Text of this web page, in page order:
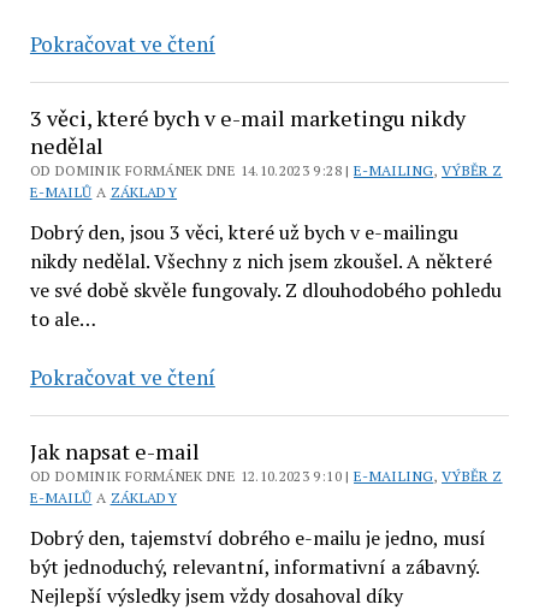
Pokračovat ve čteníVaše
a udržování
3 věci, které bych v e-mail marketingu nikdy
nedělal
OD DOMINIK FORMÁNEK DNE 14.10.2023 9:28 |E-MAILING, VÝBĚR Z
E-MAILŮ A ZÁKLADY
Dobrý den, jsou 3 věci, které už bych v e-mailingu
nikdy nedělal. Všechny z nich jsem zkoušel. A některé
ve své době skvěle fungovaly. Z dlouhodobého pohledu
to ale…
Pokračovat ve čtení3
bych
mail
marketingu
nikdy
Jak napsat e-mail
OD DOMINIK FORMÁNEK DNE 12.10.2023 9:10 |E-MAILING, VÝBĚR Z
E-MAILŮ A ZÁKLADY
Dobrý den, tajemství dobrého e-mailu je jedno, musí
být jednoduchý, relevantní, informativní a zábavný.
Nejlepší výsledky jsem vždy dosahoval díky